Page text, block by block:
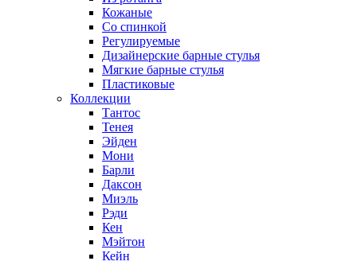
Кожаные
Со спинкой
Регулируемые
Дизайнерские барные стулья
Мягкие барные стулья
Пластиковые
Коллекции
Тантос
Тенея
Эйден
Мони
Барли
Даксон
Миэль
Рэди
Кен
Мэйтон
Кейн